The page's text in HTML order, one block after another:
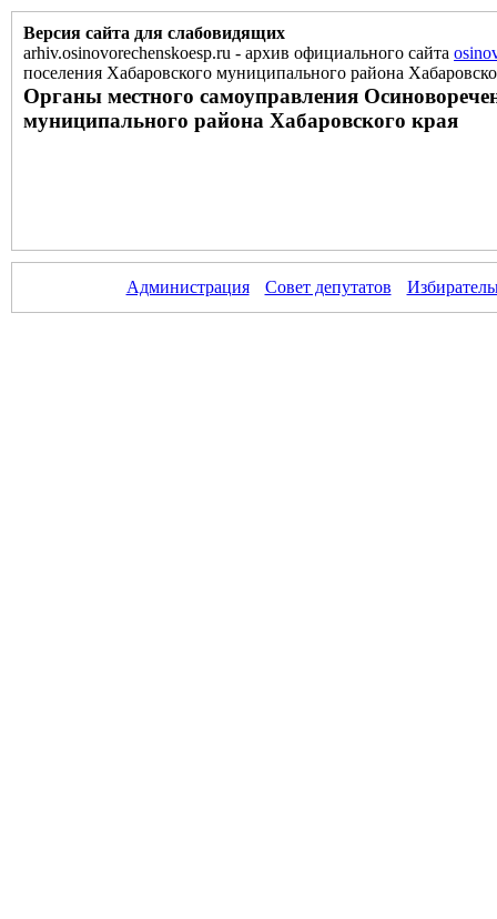
Версия сайта для слабовидящих
arhiv.osinovorechenskoesp.ru - архив официального сайта
поселения Хабаровского муниципального района
Органы местного самоуправления
муниципального района Хабаровского края
Администрация Совет депутатов